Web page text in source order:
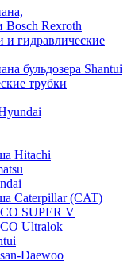
Bosch Rexroth
и гидравлические
бульдозера Shantui
трубки
Hitachi
Caterpillar (CAT)
SUPER V
Ultralok
Daewoo